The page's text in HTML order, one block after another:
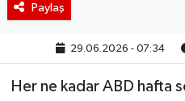
Paylaş
29.06.2026 - 07:34
Her ne kadar ABD hafta
İletişim